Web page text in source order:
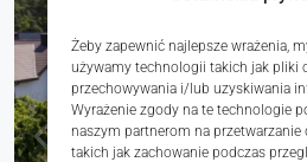
Żeby zapewnić najlepsze wrażenia,
używamy technologii takich jak pliki
przechowywania i/lub uzyskiwania
Wyrażenie zgody na te technologie
naszym partnerom na
takich jak zachowanie podczas